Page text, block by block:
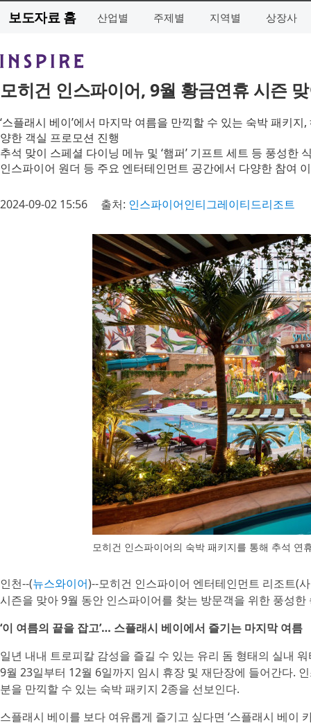
보도자료 홈 산업별 주제별 지역별 상장사
모히건 인스파이어, 9월 황금연휴 시즌
‘스플래시 베이’에서 마지막 여름을 만끽할 수 있는 숙박 패키
양한 객실 프로모션 진행
추석 맞이 스페셜 다이닝 메뉴 및 ‘햄퍼’ 기프트 세트 등 풍성한
인스파이어 원더 등 주요 엔터테인먼트 공간에서 다양한 참여
2024-09-02 15:56 출처: 인스파이어인티그레이티드리조트
모히건 인스파이어의 숙박 패키지를 통해 추석 연
인천--(뉴스와이어)--모히건 인스파이어 엔터테인먼트 리조트(
시즌을 맞아 9월 동안 인스파이어를 찾는 방문객을 위한 풍성
‘이 여름의 끝을 잡고’… 스플래시 베이에서 즐기는 마지막 여름
일년 내내 트로피칼 감성을 즐길 수 있는 유리 돔 형태의 실내
9월 23일부터 12월 6일까지 임시 휴장 및 재단장에 들어간다.
분을 만끽할 수 있는 숙박 패키지 2종을 선보인다.
스플래시 베이를 보다 여유롭게 즐기고 싶다면 ‘스플래시 베이